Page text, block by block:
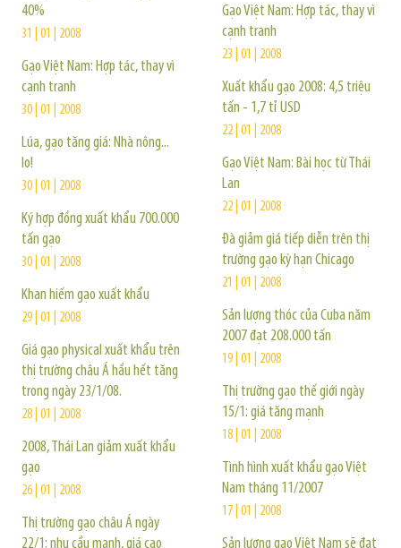
40%
31 | 01 | 2008
Gạo Việt Nam: Hợp tác, thay vì
cạnh tranh
30 | 01 | 2008
Lúa, gạo tăng giá: Nhà nông...
lo!
30 | 01 | 2008
Ký hợp đồng xuất khẩu 700.000
tấn gạo
30 | 01 | 2008
Khan hiếm gạo xuất khẩu
29 | 01 | 2008
Giá gạo physical xuất khẩu trên
thị trường châu Á hầu hết tăng
trong ngày 23/1/08.
28 | 01 | 2008
2008, Thái Lan giảm xuất khẩu
gạo
26 | 01 | 2008
Thị trường gạo châu Á ngày
22/1: nhu cầu mạnh, giá cao
Gạo Việt Nam: Hợp tác, thay vì
cạnh tranh
23 | 01 | 2008
Xuất khẩu gạo 2008: 4,5 triệu
tấn - 1,7 tỉ USD
22 | 01 | 2008
Gạo Việt Nam: Bài học từ Thái
Lan
22 | 01 | 2008
Đà giảm giá tiếp diễn trên thị
trường gạo kỳ hạn Chicago
21 | 01 | 2008
Sản lượng thóc của Cuba năm
2007 đạt 208.000 tấn
19 | 01 | 2008
Thị trường gạo thế giới ngày
15/1: giá tăng mạnh
18 | 01 | 2008
Tình hình xuất khẩu gạo Việt
Nam tháng 11/2007
17 | 01 | 2008
Sản lượng gạo Việt Nam sẽ đạt